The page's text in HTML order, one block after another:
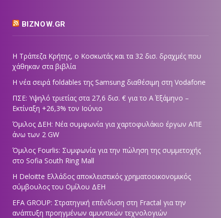
BIZNOW.GR
Η Τράπεζα Κρήτης, ο Κοσκωτάς και τα 32 δισ. δραχμές που
χάθηκαν στα βιβλία
Η νέα σειρά foldables της Samsung διαθέσιμη στη Vodafone
ΠΣΕ: Υψηλό τριετίας στα 27,6 δισ. € για το Α΄ Εξάμηνο –
Εκτίναξη +26,3% τον Ιούνιο
Όμιλος ΔΕΗ: Νέα συμφωνία για χαρτοφυλάκιο έργων ΑΠΕ
άνω των 2 GW
Όμιλος Fourlis: Συμφωνία για την πώληση της συμμετοχής
στο Sofia South Ring Mall
Η Deloitte Ελλάδος αποκλειστικός χρηματοοικονομικός
σύμβουλος του Ομίλου ΔΕΗ
EFA GROUP: Στρατηγική επένδυση στη Fractal για την
ανάπτυξη προηγμένων αμυντικών τεχνολογιών